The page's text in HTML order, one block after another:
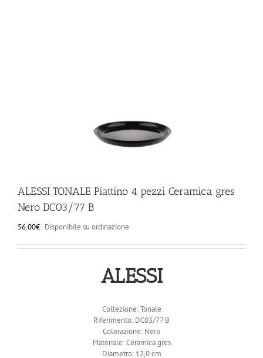
ALESSI TONALE Piattino 4 pezzi Ceramica gres
Nero DC03/77 B
56.00€ Disponibile su ordinazione
ALESSI
Collezione: Tonale
Riferimento: DC03/77 B
Colorazione: Nero
Materiale: Ceramica gres
Diametro: 12,0 cm